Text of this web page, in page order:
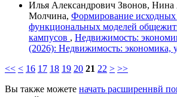
Илья Александрович Звонов, Нина
Молчина, Формирование
функциональных моделей
кампусов , Недвижимость:
(2026): Недвижимость: экономика,
<< < 16 17 18 19 20 21 22 > >>
Вы также можете начать расширеннвй